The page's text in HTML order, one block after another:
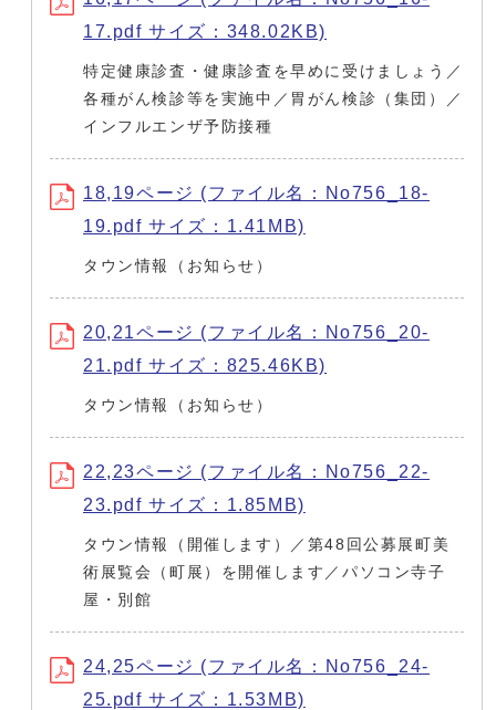
17.pdf サイズ：348.02KB)
特定健康診査・健康診査を早めに受けましょう／
各種がん検診等を実施中／胃がん検診（集団）／
インフルエンザ予防接種
18,19ページ (ファイル名：No756_18-
19.pdf サイズ：1.41MB)
タウン情報（お知らせ）
20,21ページ (ファイル名：No756_20-
21.pdf サイズ：825.46KB)
タウン情報（お知らせ）
22,23ページ (ファイル名：No756_22-
23.pdf サイズ：1.85MB)
タウン情報（開催します）／第48回公募展町美
術展覧会（町展）を開催します／パソコン寺子
屋・別館
24,25ページ (ファイル名：No756_24-
25.pdf サイズ：1.53MB)